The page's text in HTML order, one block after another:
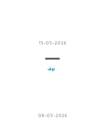
15-05-2026
نوف
08-05-2026